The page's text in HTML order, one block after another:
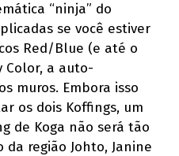
“ninja” do
se você estiver
Red/Blue (e até o
Color, a auto-
muros. Embora isso
os dois Koffings, um
de Koga não será tão
da região Johto, Janine